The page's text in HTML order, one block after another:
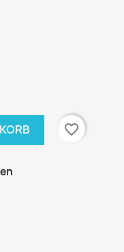
favorite_border